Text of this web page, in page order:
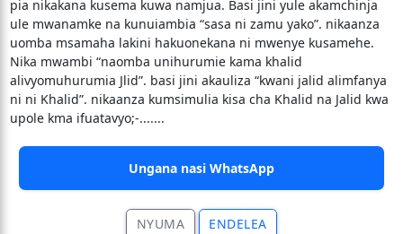
pia nikakana kusema kuwa namjua. Basi jini yule akamchinja
ule mwanamke na kunuiambia “sasa ni zamu yako”. nikaanza
uomba msamaha lakini hakuonekana ni mwenye kusamehe.
Nika mwambi “naomba unihurumie kama khalid
alivyomuhurumia Jlid”. basi jini akauliza “kwani jalid alimfanya
ni ni Khalid”. nikaanza kumsimulia kisa cha Khalid na Jalid kwa
upole kma ifuatavyo;-.......
Ungana nasi WhatsApp
NYUMA ENDELEA